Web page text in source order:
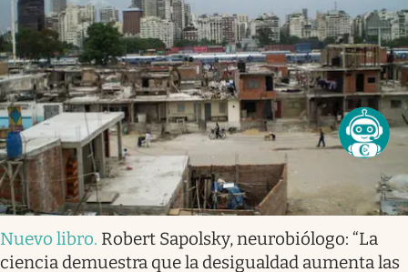
Nuevo libro. Robert Sapolsky, neurobiólogo: “La
ciencia demuestra que la desigualdad aumenta las